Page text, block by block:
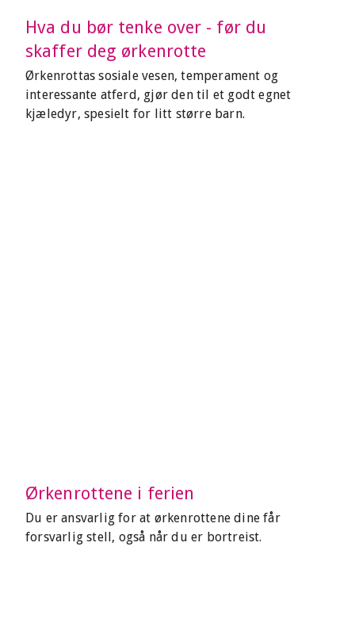
Hva du bør tenke over - før du
skaffer deg ørkenrotte
Ørkenrottas sosiale vesen, temperament og
interessante atferd, gjør den til et godt egnet
kjæledyr, spesielt for litt større barn.
Ørkenrottene i ferien
Du er ansvarlig for at ørkenrottene dine får
forsvarlig stell, også når du er bortreist.